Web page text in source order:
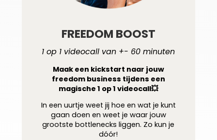
FREEDOM BOOST
1 op 1 videocall van +- 60 minuten
Maak een kickstart naar jouw
freedom business tijdens een
magische 1 op 1 videocall💥
In een uurtje weet jij hoe en wat je kunt
gaan doen en weet je waar jouw
grootste bottlenecks liggen. Zo kun je
dóór!